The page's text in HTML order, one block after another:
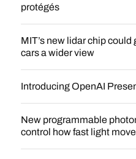
protégés
MIT’s new lidar chip
cars a wider view
Introducing OpenAI
New programmable
control how fast light